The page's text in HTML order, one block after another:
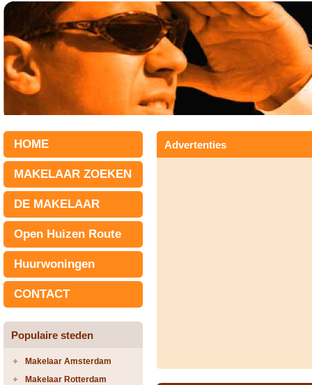
HOME
MAKELAAR ZOEKEN
DE MAKELAAR
Open Huizen Route
Huurwoningen
CONTACT
Populaire steden
Makelaar Amsterdam
Makelaar Rotterdam
Advertenties